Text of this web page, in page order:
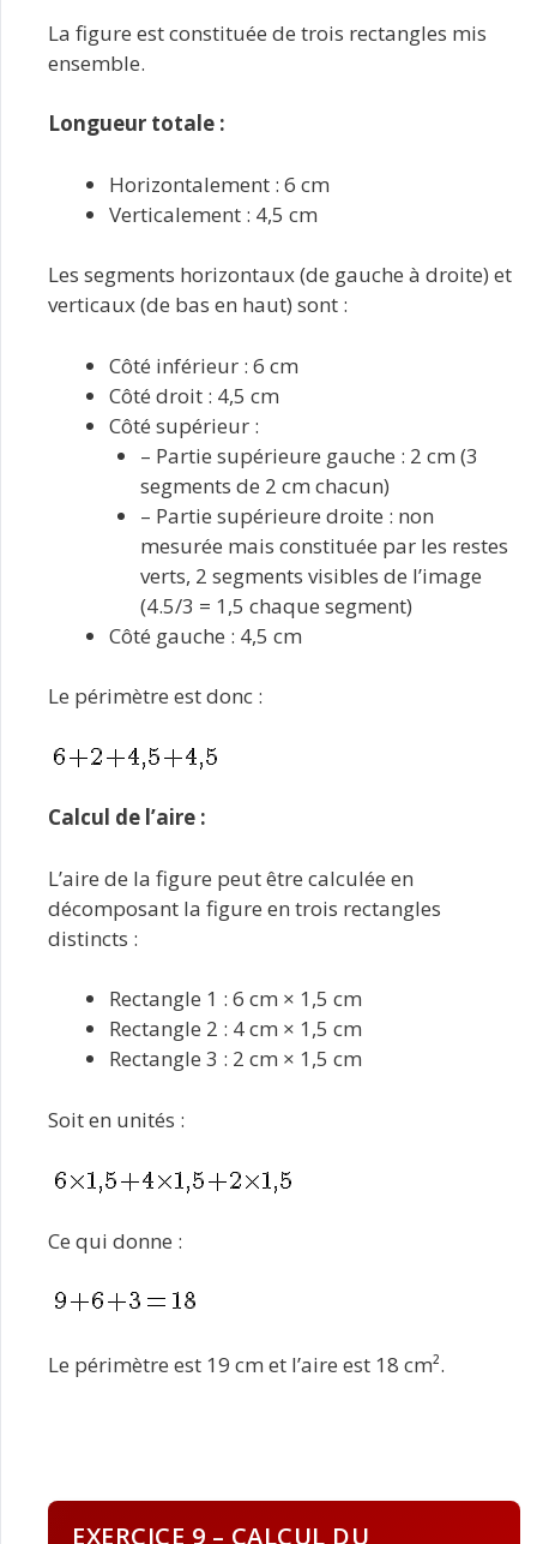
La figure est constituée de trois rectangles mis
ensemble.
Longueur totale :
Horizontalement : 6 cm
Verticalement : 4,5 cm
Les segments horizontaux (de gauche à droite) et
verticaux (de bas en haut) sont :
Côté inférieur : 6 cm
Côté droit : 4,5 cm
Côté supérieur :
– Partie supérieure gauche : 2 cm (3
segments de 2 cm chacun)
– Partie supérieure droite : non
mesurée mais constituée par les restes
verts, 2 segments visibles de l’image
(4.5/3 = 1,5 chaque segment)
Côté gauche : 4,5 cm
Le périmètre est donc :
Calcul de l’aire :
L’aire de la figure peut être calculée en
décomposant la figure en trois rectangles
distincts :
Rectangle 1 : 6 cm × 1,5 cm
Rectangle 2 : 4 cm × 1,5 cm
Rectangle 3 : 2 cm × 1,5 cm
Soit en unités :
Ce qui donne :
Le périmètre est 19 cm et l’aire est 18 cm².
EXERCICE 9 – CALCUL DU